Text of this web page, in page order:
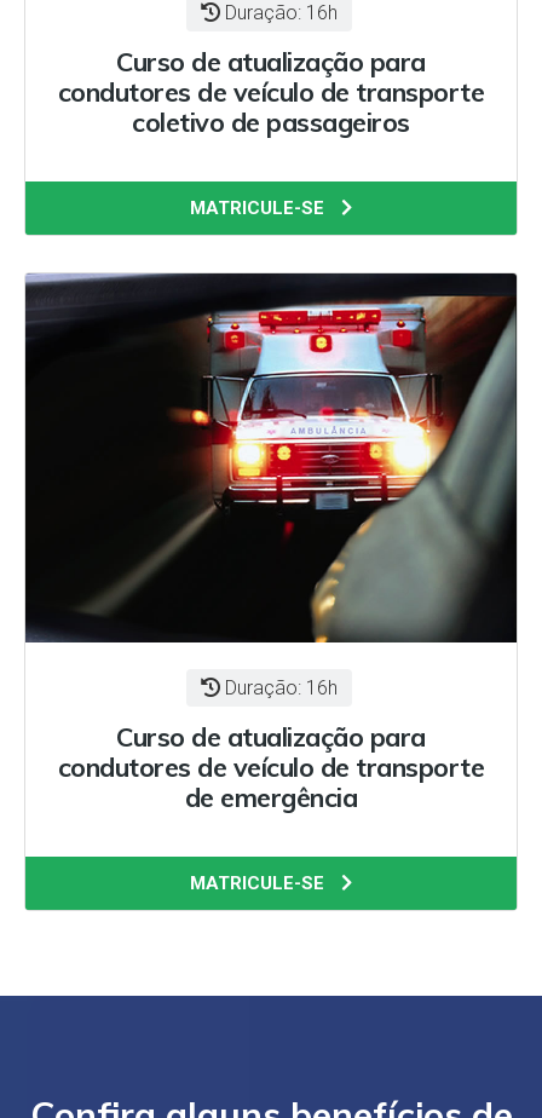
Duração: 16h
Curso de atualização para
condutores de veículo de transporte
coletivo de passageiros
MATRICULE-SE
Duração: 16h
Curso de atualização para
condutores de veículo de transporte
de emergência
MATRICULE-SE